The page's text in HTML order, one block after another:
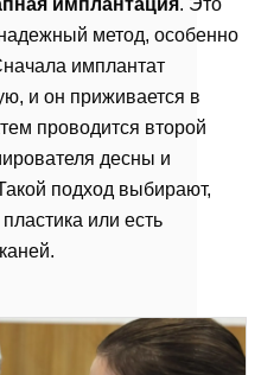
метод, особенно
имплантат
и он приживается в
проводится второй
десны и
подход выбирают,
или есть